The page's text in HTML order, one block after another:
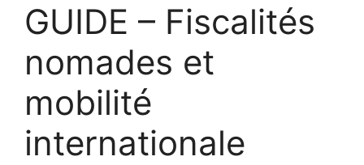
GUIDE – Fiscalités
nomades et
mobilité
internationale